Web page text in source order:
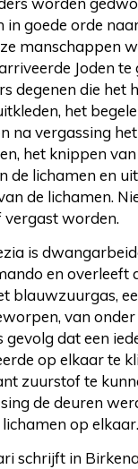
in goede orde
manschappen
Joden
degenen die het
het
na vergassing
het knippen
de lichamen en
de lichamen.
vergast worden.
is
en overleeft
blauwzuurgas,
van
gevolg dat een
op elkaar te
zuurstof te
de deuren
op elkaar.
schrijft in